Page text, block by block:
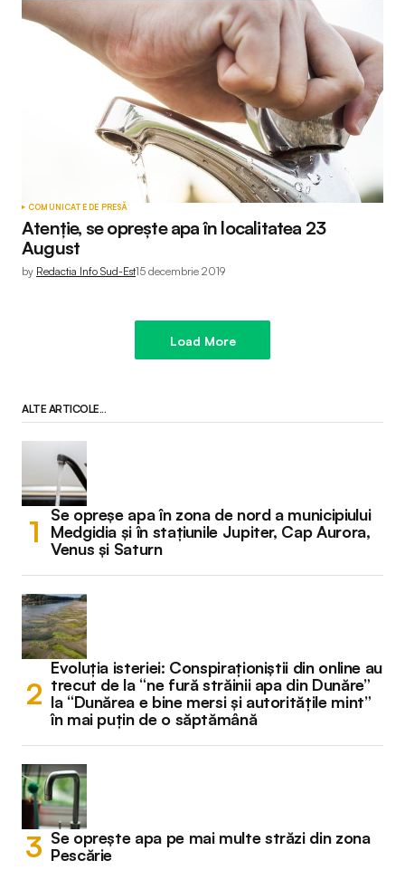
COMUNICATE DE PRESĂ
Atenție, se oprește apa în localitatea 23
August
by Redactia Info Sud-Est15 decembrie 2019
Load More
ALTE ARTICOLE...
Se opreșe apa în zona de nord a municipiului
Medgidia și în stațiunile Jupiter, Cap Aurora,
Venus și Saturn
Evoluția isteriei: Conspiraționiștii din online au
trecut de la “ne fură străinii apa din Dunăre”
la “Dunărea e bine mersi și autoritățile mint”
în mai puțin de o săptămână
Se oprește apa pe mai multe străzi din zona
Pescărie